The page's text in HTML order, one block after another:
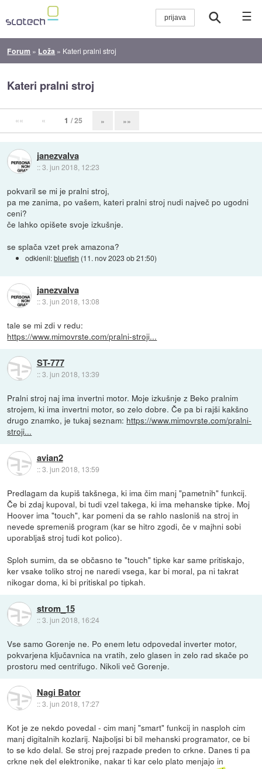
☰
Forum » Loža » Kateri pralni stroj
Kateri pralni stroj
«« « 1 / 25 » »»
janezvalva
::3. jun 2018, 12:23
pokvaril se mi je pralni stroj,
pa me zanima, po vašem, kateri pralni stroj nudi največ po ugodni
ceni?
če lahko opišete svoje izkušnje.
se splača vzet prek amazona?
odklenil:bluefish (11. nov 2023 ob 21:50)
janezvalva
::3. jun 2018, 13:08
tale se mi zdi v redu:
https://www.mimovrste.com/pralni-stroji...
ST-777
::3. jun 2018, 13:39
Pralni stroj naj ima invertni motor. Moje izkušnje z Beko pralnim
strojem, ki ima invertni motor, so zelo dobre. Če pa bi rajši kakšno
drugo znamko, je tukaj seznam: https://www.mimovrste.com/pralni-
stroji...
avian2
::3. jun 2018, 13:59
Predlagam da kupiš takšnega, ki ima čim manj "pametnih" funkcij.
Če bi zdaj kupoval, bi tudi vzel takega, ki ima mehanske tipke. Moj
Hoover ima "touch", kar pomeni da se rahlo nasloniš na stroj in
nevede spremeniš program (kar se hitro zgodi, če v majhni sobi
uporabljaš stroj tudi kot polico).
Sploh sumim, da se občasno te "touch" tipke kar same pritiskajo,
ker vsake toliko stroj ne naredi vsega, kar bi moral, pa ni takrat
nikogar doma, ki bi pritiskal po tipkah.
strom_15
::3. jun 2018, 16:24
Vse samo Gorenje ne. Po enem letu odpovedal inverter motor,
pokvarjena ključavnica na vratih, zelo glasen in zelo rad skače po
prostoru med centrifugo. Nikoli več Gorenje.
Nagi Bator
::3. jun 2018, 17:27
Kot je ze nekdo povedal - cim manj "smart" funkcij in nasploh cim
manj digitalnih kozlarij. Najboljsi bi bil mehanski programator, ce bi
to se kdo delal. Se stroj prej razpade preden to crkne. Danes ti pa
crkne nek del elektronike, nakar ti kar celo plato menjajo in